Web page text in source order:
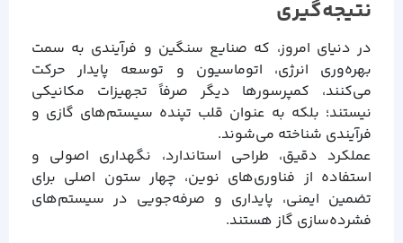
نتیجه‌گیری
در دنیای امروز، که صنایع سنگین و فرآیندی به سمت
بهره‌وری انرژی، اتوماسیون و توسعه پایدار حرکت
می‌کنند، کمپرسورها دیگر صرفاً تجهیزات مکانیکی
نیستند؛ بلکه به عنوان قلب تپنده سیستم‌های گازی و
فرآیندی شناخته می‌شوند.
عملکرد دقیق، طراحی استاندارد، نگهداری اصولی و
استفاده از فناوری‌های نوین، چهار ستون اصلی برای
تضمین ایمنی، پایداری و صرفه‌جویی در سیستم‌های
فشرده‌سازی گاز هستند.